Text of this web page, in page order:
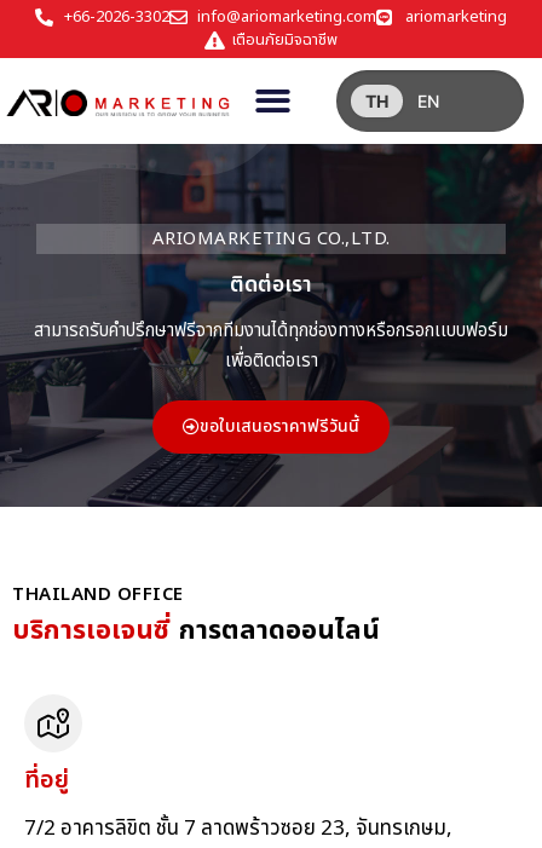
+66-2026-3302 info@ariomarketing.com
ariomarketing
เตือนภัยมิจฉาชีพ
TH EN
ARIOMARKETING CO.,LTD.
ติดต่อเรา
สามารถรับคำปรึกษาฟรีจากทีมงานได้ทุกช่องทางหรือกรอกเเบบฟอร์ม
เพื่อติดต่อเรา
ขอใบเสนอราคาฟรีวันนี้
THAILAND OFFICE
บริการเอเจนซี่ การตลาดออนไลน์
ที่อยู่
7/2 อาคารลิขิต ชั้น 7 ลาดพร้าวซอย 23, จันทรเกษม,